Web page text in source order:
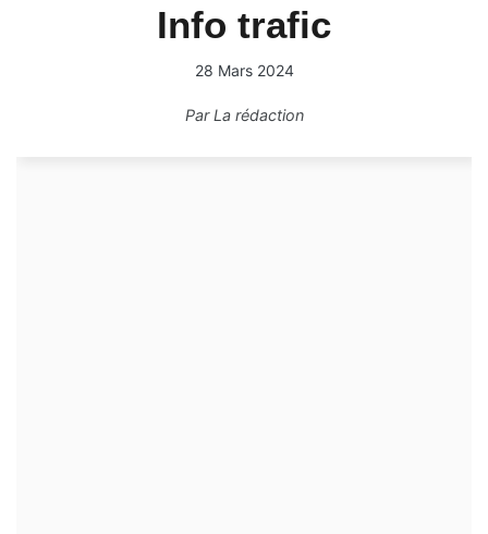
Info trafic
28 Mars 2024
ParLa rédaction